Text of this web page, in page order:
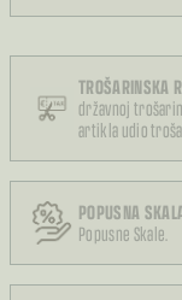
TROŠARINSKA
državnoj
artikla udio
POPUSNA
Popusne Skale.